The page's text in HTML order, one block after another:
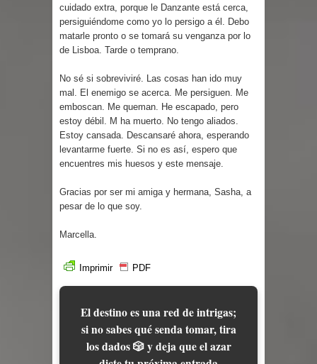
cuidado extra, porque le Danzante está cerca,
persiguiéndome como yo lo persigo a él. Debo
matarle pronto o se tomará su venganza por lo
de Lisboa. Tarde o temprano.
No sé si sobreviviré. Las cosas han ido muy
mal. El enemigo se acerca. Me persiguen. Me
emboscan. Me queman. He escapado, pero
estoy débil. M ha muerto. No tengo aliados.
Estoy cansada. Descansaré ahora, esperando
levantarme fuerte. Si no es así, espero que
encuentres mis huesos y este mensaje.
Gracias por ser mi amiga y hermana, Sasha, a
pesar de lo que soy.
Marcella.
Imprimir PDF
El destino es una red de intrigas;
si no sabes qué senda tomar, tira
los dados 🎲 y deja que el azar